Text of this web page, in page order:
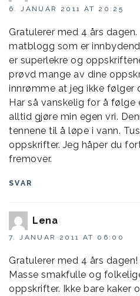
6. JANUAR 2011 AT 20:25
Gratulerer med 4 års
matblogg som er
er superlekre og
prøvd mange av dine
innrømme at jeg ikke følger
Har så vanskelig for å følge
alltid gjøre min egen vri.
tennene til å løpe i vann.
oppskrifter. Jeg håper du
fremover.
SVAR
Lena
7. JANUAR 2011 AT 06:00
Gratulerer med 4 års
Masse smakfulle og
oppskrifter. Ikke bare kaker